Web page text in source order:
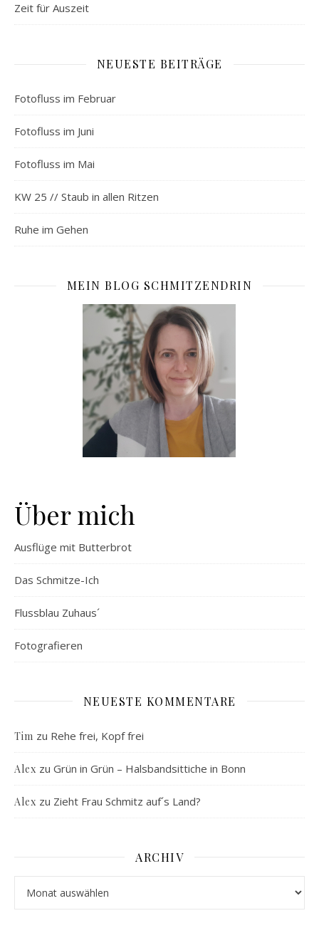
Zeit für Auszeit
NEUESTE BEITRÄGE
Fotofluss im Februar
Fotofluss im Juni
Fotofluss im Mai
KW 25 // Staub in allen Ritzen
Ruhe im Gehen
MEIN BLOG SCHMITZENDRIN
Über mich
Ausflüge mit Butterbrot
Das Schmitze-Ich
Flussblau Zuhaus´
Fotografieren
NEUESTE KOMMENTARE
Tim zu Rehe frei, Kopf frei
Alex zu Grün in Grün – Halsbandsittiche in Bonn
Alex zu Zieht Frau Schmitz auf´s Land?
ARCHIV